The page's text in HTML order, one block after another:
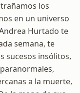
los
en un universo
Hurtado te
semana, te
sucesos insólitos,
a la muerte,